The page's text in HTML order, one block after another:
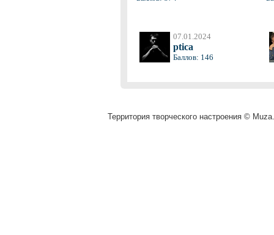
07.01.2024
ptica
Баллов: 146
Территория творческого настроения ©